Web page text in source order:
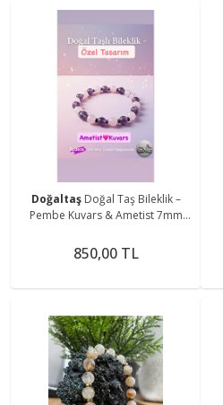
Doğaltaş Doğal Taş Bileklik –
Pembe Kuvars & Ametist 7mm
850,00 TL